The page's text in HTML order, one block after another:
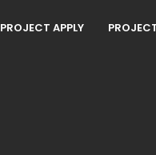
PROJECT APPLY